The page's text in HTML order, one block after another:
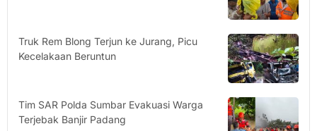
Truk Rem Blong Terjun ke Jurang, Picu
Kecelakaan Beruntun
Tim SAR Polda Sumbar Evakuasi Warga
Terjebak Banjir Padang